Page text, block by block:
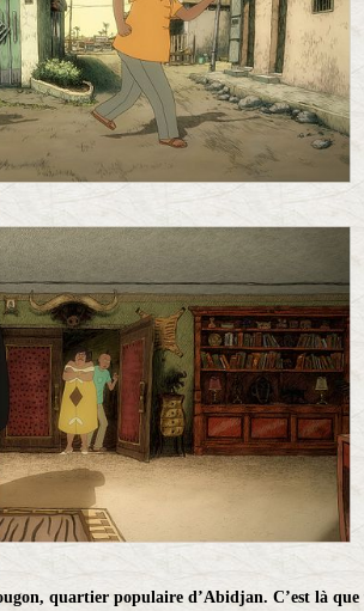
quartier populaire d’Abidjan. C’est là